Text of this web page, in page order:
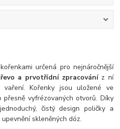
určená pro nejnáročnější
a prvotřídní zpracováníz ní
Kořenky jsou uložené ve
vyfrézovaných otvorů. Díky
čistý design poličky a
skleněných dóz.